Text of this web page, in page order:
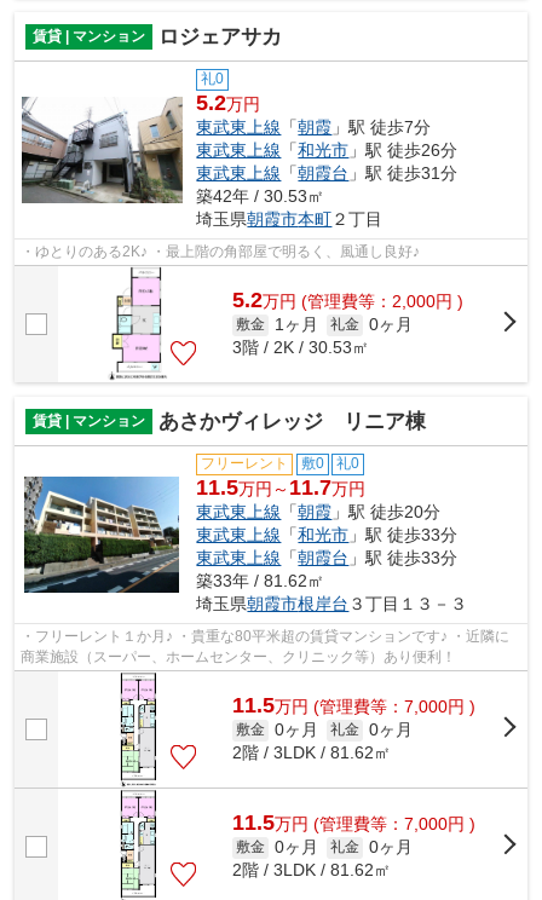
賃貸 | マンション ロジェアサカ
礼0
5.2万円
東武東上線 「朝霞 」駅 徒歩7分
東武東上線 「和光市 」駅 徒歩26分
東武東上線 「朝霞台 」駅 徒歩31分
築42年 / 30.53㎡
埼玉県朝霞市本町２丁目
・ゆとりのある2K♪ ・最上階の角部屋で明るく、風通し良好♪
5.2万円 (管理費等：2,000円 )
敷金 1ヶ月 礼金 0ヶ月
3階 / 2K / 30.53㎡
賃貸 | マンション あさかヴィレッジ リニア棟
フリーレント 敷0 礼0
11.5万円～ 11.7万円
東武東上線 「朝霞 」駅 徒歩20分
東武東上線 「和光市 」駅 徒歩33分
東武東上線 「朝霞台 」駅 徒歩33分
築33年 / 81.62㎡
埼玉県朝霞市根岸台 ３丁目１３－３
・フリーレント１か月♪ ・貴重な80平米超の賃貸マンションです♪ ・近隣に
商業施設（スーパー、ホームセンター、クリニック等）あり便利！
11.5万円 (管理費等：7,000円 )
敷金 0ヶ月 礼金 0ヶ月
2階 / 3LDK / 81.62㎡
11.5万円 (管理費等：7,000円 )
敷金 0ヶ月 礼金 0ヶ月
2階 / 3LDK / 81.62㎡